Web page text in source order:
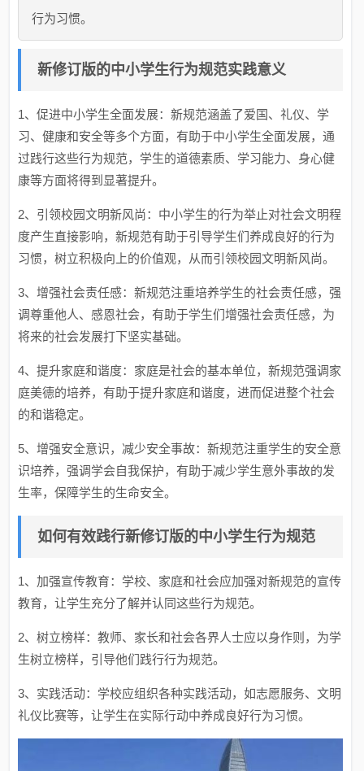
行为习惯。
新修订版的中小学生行为规范实践意义
1、促进中小学生全面发展：新规范涵盖了爱国、礼仪、学
习、健康和安全等多个方面，有助于中小学生全面发展，通
过践行这些行为规范，学生的道德素质、学习能力、身心健
康等方面将得到显著提升。
2、引领校园文明新风尚：中小学生的行为举止对社会文明程
度产生直接影响，新规范有助于引导学生们养成良好的行为
习惯，树立积极向上的价值观，从而引领校园文明新风尚。
3、增强社会责任感：新规范注重培养学生的社会责任感，强
调尊重他人、感恩社会，有助于学生们增强社会责任感，为
将来的社会发展打下坚实基础。
4、提升家庭和谐度：家庭是社会的基本单位，新规范强调家
庭美德的培养，有助于提升家庭和谐度，进而促进整个社会
的和谐稳定。
5、增强安全意识，减少安全事故：新规范注重学生的安全意
识培养，强调学会自我保护，有助于减少学生意外事故的发
生率，保障学生的生命安全。
如何有效践行新修订版的中小学生行为规范
1、加强宣传教育：学校、家庭和社会应加强对新规范的宣传
教育，让学生充分了解并认同这些行为规范。
2、树立榜样：教师、家长和社会各界人士应以身作则，为学
生树立榜样，引导他们践行行为规范。
3、实践活动：学校应组织各种实践活动，如志愿服务、文明
礼仪比赛等，让学生在实际行动中养成良好行为习惯。